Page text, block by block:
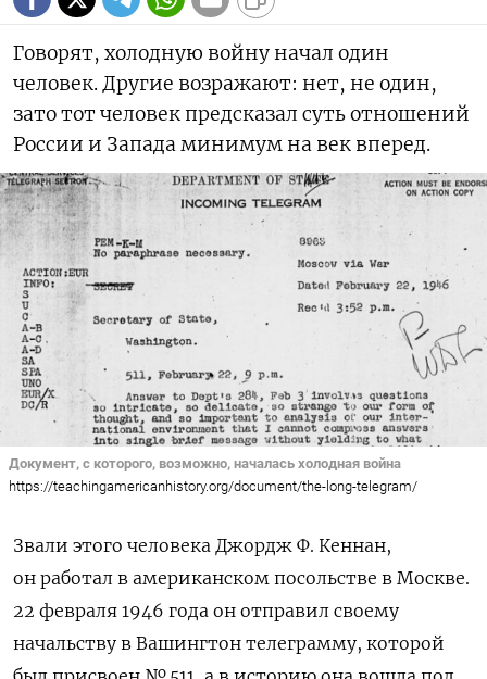
Говорят, холодную войну начал один
человек. Другие возражают: нет, не один,
зато тот человек предсказал суть отношений
России и Запада минимум на век вперед.
Документ, с которого, возможно, началась холодная война
https://teachingamericanhistory.org/document/the-long-telegram/
Звали этого человека Джордж Ф. Кеннан,
он работал в американском посольстве в Москве.
22 февраля 1946 года он отправил своему
начальству в Вашингтон телеграмму, которой